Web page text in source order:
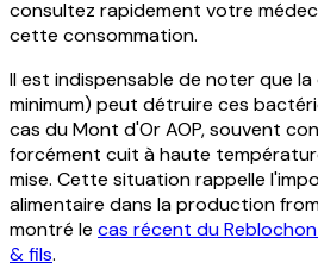
consultez rapidement votre
cette consommation.
Il est indispensable de noter que
minimum) peut détruire ces
cas du Mont d'Or AOP, souvent
forcément cuit à haute
mise. Cette situation rappelle
alimentaire dans la production
montré le cas récent du
& fils.